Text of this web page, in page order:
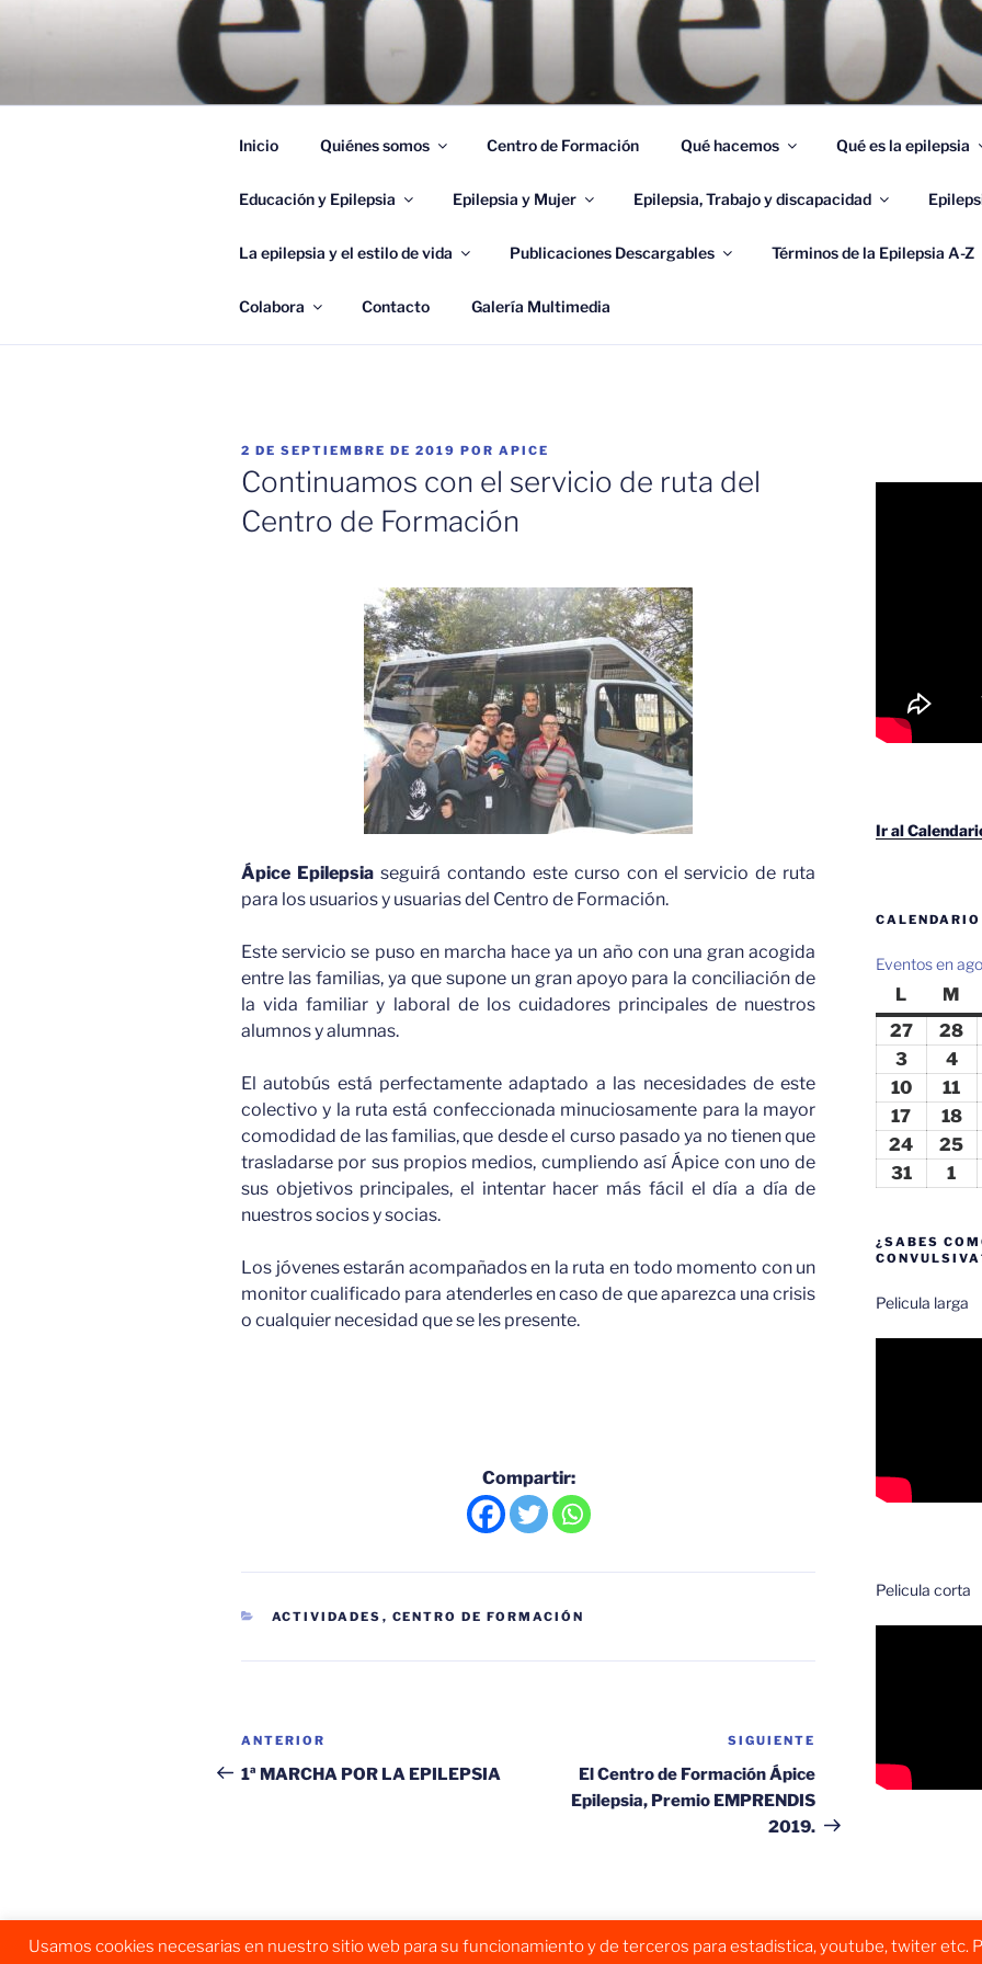
ÁPICE, ASOCIACIÓN ANDALUZA
EPILEPSIA
Ápice, Asociación Andaluza de Epilepsia y Enfermedades Afines
Inicio Quiénes somos Centro de Formación Qué hacemos Qué es la epilepsia
Educación y Epilepsia Epilepsia y Mujer Epilepsia, Trabajo y discapacidad
La epilepsia y el estilo de vida Publicaciones Descargables Términos de la Epilepsia A-Z
Colabora Contacto Galería Multimedia
PUBLICADO
EL
2 DE SEPTIEMBRE DE 2019 POR APICE
Continuamos con el servicio de ruta del
Centro de Formación
Ápice Epilepsiaseguirá contando este curso con el servicio de ruta
para los usuarios y usuarias del Centro de Formación.
Este servicio se puso en marcha hace ya un año con una gran acogida
entre las familias, ya que supone un gran apoyo para la conciliación de
la vida familiar y laboral de los cuidadores principales de nuestros
alumnos y alumnas.
El autobús está perfectamente adaptado a las necesidades de este
colectivo y la ruta está confeccionada minuciosamente para la mayor
comodidad de las familias, que desde el curso pasado ya no tienen que
trasladarse por sus propios medios, cumpliendo así Ápice con uno de
sus objetivos principales, el intentar hacer más fácil el día a día de
nuestros socios y socias.
Los jóvenes estarán acompañados en la ruta en todo momento con un
monitor cualificado para atenderles en caso de que aparezca una crisis
o cualquier necesidad que se les presente.
Compartir:
CATEGORÍAS
ACTIVIDADES , CENTRO DE FORMACIÓN
Navegación
de
Entrada
anterior:
ANTERIOR
1ª MARCHA POR LA EPILEPSIA
entrada
SIGUIENTE
El Centro de Formación Ápice
Epilepsia, Premio EMPRENDIS
2019.
Ir al
Eventos en
LlunesM
2727
julio,
2026
28
33
agosto,
2026
44
1010
agosto,
2026
11
17
agosto,
2026
1818
24
agosto,
25
3131
1
¿SABES
Pelicula larga
Pelicula corta
Usamos cookies necesarias en nuestro sitio web para su funcionamiento y de terceros para estadistica, youtube, twiter etc.